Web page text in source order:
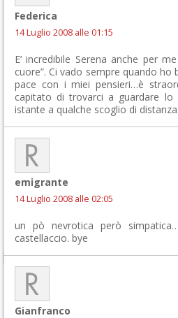
Federica
14 Luglio 2008 alle 01:15
E’ incredibile Serena anche per
cuore”. Ci vado sempre quando
pace con i miei pensieri…è
capitato di trovarci a guardare lo
istante a qualche scoglio di
emigrante
14 Luglio 2008 alle 02:05
un pò nevrotica però
castellaccio. bye
Gianfranco